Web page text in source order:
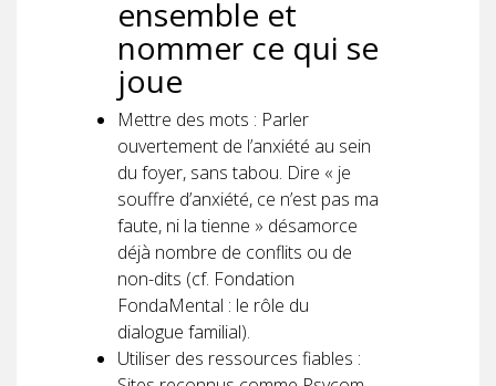
ensemble et
nommer ce qui se
joue
Mettre des mots : Parler
ouvertement de l’anxiété au sein
du foyer, sans tabou. Dire « je
souffre d’anxiété, ce n’est pas ma
faute, ni la tienne » désamorce
déjà nombre de conflits ou de
non-dits (cf. Fondation
FondaMental : le rôle du
dialogue familial).
Utiliser des ressources fiables :